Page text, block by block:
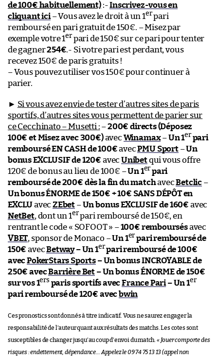
de 100€ habituellement):-Inscrivez-vous en
cliquant ici– Vous avez le droit à un 1erpari
remboursé en pari gratuit de 150€. – Misez par
exemple votre 1er pari de 150€ sur ce pari pour tenter
de gagner254€.- Si votre pari est perdant, vous
recevez 150€ de paris gratuits !
– Vous pouvez utiliser vos 150€ pour continuer à
parier.
► Si vous avez envie de tester d’autres sites de paris
sportifs, d’autres sites vous permettent de parier sur
ce Cecchinato – Musetti : –200€ directs (Déposez
100€ et Misez avec 300€)avec Winamax–Un 1er pari
remboursé EN CASH de 100€avecPMU Sport–Un
bonus EXCLUSIF de 120€ avec Unibetqui vous offre
120€ de bonus au lieu de 100€ –Un 1er pari
remboursé de 200€ dès la fin du matchavecBetclic –
Un bonus ÉNORME de 150€ + 10€ SANS DÉPÔT en
EXCLUavecZEbet –Un bonus EXCLUSIF de 160€ avec
NetBet, dont un 1erpari remboursé de 150€, en
rentrant le code « SOFOOT » –100€ remboursésavec
VBET, sponsor de Monaco –Un 1er pari remboursé de
150€ avecBetway–Un 1erpari remboursé de 100€
avecPokerStars Sports –Un bonus INCROYABLE de
250€ avecBarrière Bet –Un bonus ÉNORME de 150€
sur vos 1ers paris sportifsavecFrance Pari–Un 1er
pari remboursé de 120€ avecbwin
Ces pronostics sont donnés à titre indicatif. Vous ne saurez engager la
responsabilité de l’auteur quant aux résultats des matchs. Les cotes sont
susceptibles de changer jusqu’au coup d’envoi du match. « Jouer comporte des
risques : endettement, dépendance… Appelez le 09 74 75 13 13 (appel non